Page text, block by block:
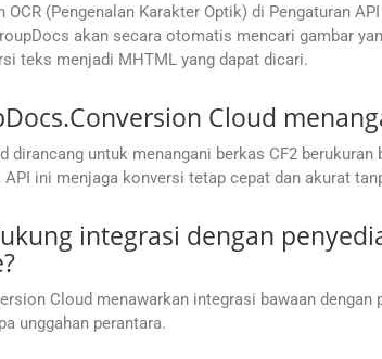
OCR (Pengenalan Karakter Optik) di Pengaturan
akan secara otomatis mencari gambar
teks menjadi MHTML yang dapat dicari.
Cloud
dirancang untuk menangani berkas CF2
API ini menjaga konversi tetap cepat dan akurat
integrasi dengan
Cloud menawarkan integrasi bawaan
unggahan perantara.